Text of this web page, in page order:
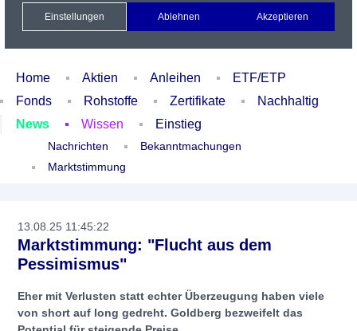
Xetra Realtime
Watchlist Portfolio Login
Home Aktien Anleihen
ETF/ETP
Fonds
Rohstoffe Zertifikate
Nachhaltig
News
Wissen Einstieg
Nachrichten
Bekanntmachungen
Marktstimmung
13.08.25 11:45:22
Marktstimmung: "Flucht aus dem
Pessimismus"
Eher mit Verlusten statt echter Überzeugung haben viele
von short auf long gedreht. Goldberg bezweifelt das
Einstellungen Ablehnen Akzeptieren